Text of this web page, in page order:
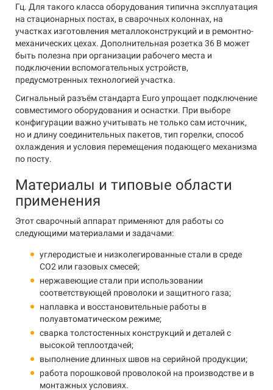
Гц. Для такого класса оборудования типична эксплуатация
на стационарных постах, в сварочных колоннах, на
участках изготовления металлоконструкций и в ремонтно-
механических цехах. Дополнительная розетка 36 В может
быть полезна при организации рабочего места и
подключении вспомогательных устройств,
предусмотренных технологией участка.
Сигнальный разъём стандарта Euro упрощает подключение
совместимого оборудования и оснастки. При выборе
конфигурации важно учитывать не только сам источник,
но и длину соединительных пакетов, тип горелки, способ
охлаждения и условия перемещения подающего механизма
по посту.
Материалы и типовые области
применения
Этот сварочный аппарат применяют для работы со
следующими материалами и задачами:
углеродистые и низколегированные стали в среде
CO2 или газовых смесей;
нержавеющие стали при использовании
соответствующей проволоки и защитного газа;
наплавка и восстановительные работы в
полуавтоматическом режиме;
сварка толстостенных конструкций и деталей с
высокой теплоотдачей;
выполнение длинных швов на серийной продукции;
работа порошковой проволокой на производстве и в
монтажных условиях.